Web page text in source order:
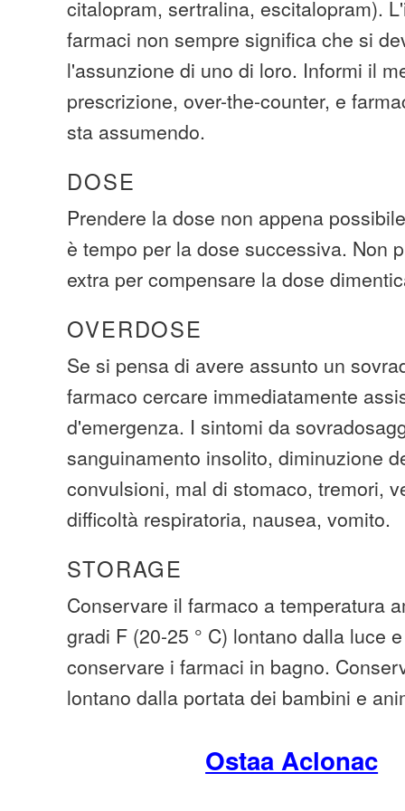
citalopram, sertralina, escitalopram).
farmaci non sempre significa che si
l'assunzione di uno di loro. Informi il
prescrizione, over-the-counter, e
sta assumendo.
DOSE
Prendere la dose non appena
è tempo per la dose successiva. Non
extra per compensare la dose
OVERDOSE
Se si pensa di avere assunto un
farmaco cercare immediatamente
d'emergenza. I sintomi da
sanguinamento insolito, diminuzione
convulsioni, mal di stomaco, tremori,
difficoltà respiratoria, nausea, vomito.
STORAGE
Conservare il farmaco a temperatura
gradi F (20-25 ° C) lontano dalla luce
conservare i farmaci in bagno.
lontano dalla portata dei bambini e
Ostaa Aclonac